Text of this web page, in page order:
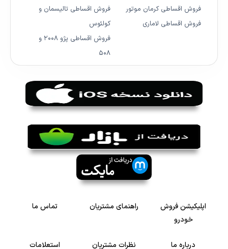
فروش اقساطی کرمان موتور
فروش اقساطی لاماری
فروش اقساطی تالیسمان و
کولئوس
فروش اقساطی پژو ۲۰۰۸ و
۵۰۸
اپلیکیشن فروش
خودرو
راهنمای مشتریان تماس ما
درباره ما نظرات مشتریان استعلامات